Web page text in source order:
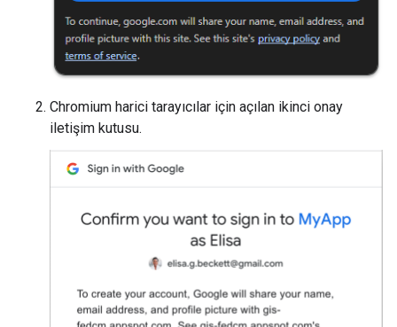
Chromium harici tarayıcılar için açılan ikinci onay
iletişim kutusu.